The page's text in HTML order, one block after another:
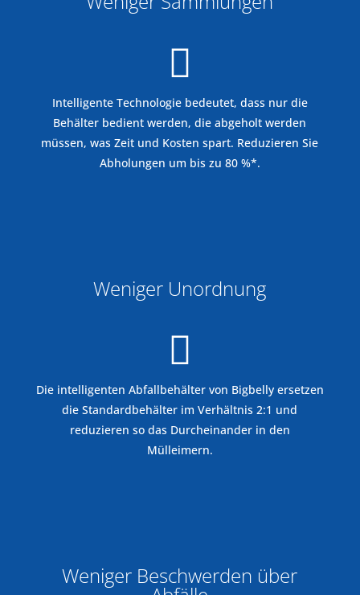

Intelligente Technologie bedeutet, dass nur die
Behälter bedient werden, die abgeholt werden
müssen, was Zeit und Kosten spart. Reduzieren Sie
Abholungen um bis zu 80 %*.
Weniger Unordnung

Die intelligenten Abfallbehälter von Bigbelly ersetzen
die Standardbehälter im Verhältnis 2:1 und
reduzieren so das Durcheinander in den
Mülleimern.
Weniger Beschwerden über